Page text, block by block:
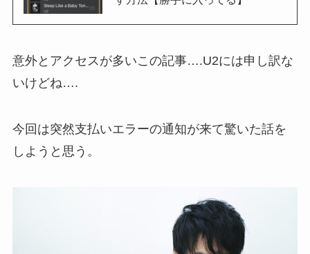
意外とアクセスが多いこの記事….U2には申し訳な
いけどね….
今回は突然支払いエラーの通知が来て驚いた話を
しようと思う。